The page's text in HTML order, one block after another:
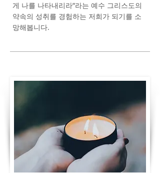
게 나를 나타내리라”라는 예수 그리스도의
약속의 성취를 경험하는 저희가 되기를 소
망해봅니다.